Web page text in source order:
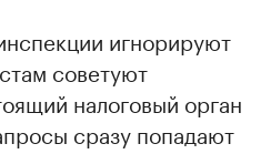
игнорируют
советуют
налоговый орган
сразу попадают